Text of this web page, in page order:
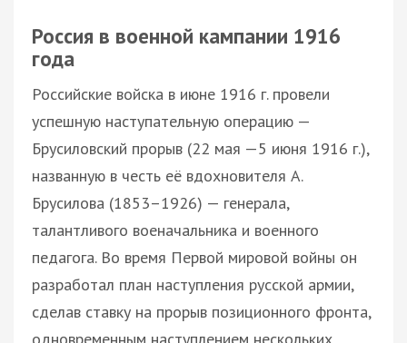
Россия в военной кампании 1916
года
Российские войска в июне 1916 г. провели
успешную наступательную операцию —
Брусиловский прорыв (22 мая —5 июня 1916 г.),
названную в честь её вдохновителя А.
Брусилова (1853–1926) — генерала,
талантливого военачальника и военного
педагога. Во время Первой мировой войны он
разработал план наступления русской армии,
сделав ставку на прорыв позиционного фронта,
одновременным наступлением нескольких